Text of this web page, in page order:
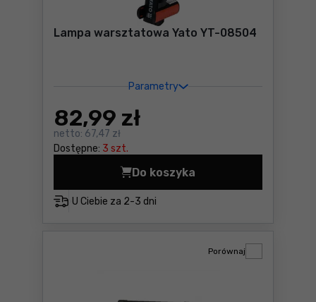
Lampa warsztatowa Yato YT-08504
Parametry
82,99 zł
netto: 67,47 zł
Dostępne: 3 szt.
U Ciebie za 2-3 dni
Do koszyka
Lampa warsztatowa Yato
Porównaj